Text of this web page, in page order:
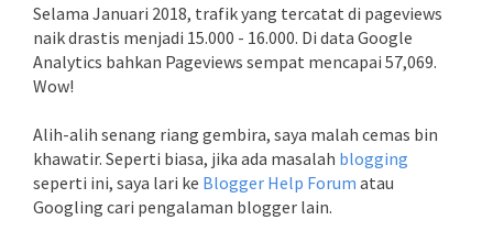
Selama Januari 2018, trafik yang tercatat di pageviews
naik drastis menjadi 15.000 - 16.000. Di data Google
Analytics bahkan Pageviews sempat mencapai 57,069.
Wow!
Alih-alih senang riang gembira, saya malah cemas bin
khawatir. Seperti biasa, jika ada masalah blogging
seperti ini, saya lari ke Blogger Help Forum atau
Googling cari pengalaman blogger lain.